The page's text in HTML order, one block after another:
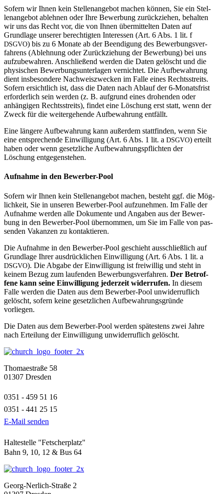
Sofern wir Ihnen kein Stel­len­an­gebot machen können, Sie ein Stel­
len­an­gebot ablehnen oder Ihre Bewer­bung zurück­ziehen, behalten
wir uns das Recht vor, die von Ihnen über­mit­telten Daten auf
Grund­lage unserer berech­tigten Inter­essen (Art. 6 Abs. 1 lit. f
DSGVO) bis zu 6 Monate ab der Been­di­gung des Bewer­bungs­ver­
fah­rens (Ableh­nung oder Zurück­zie­hung der Bewer­bung) bei uns
auf­zu­be­wahren. Anschlie­ßend werden die Daten gelöscht und die
phy­si­schen Bewer­bungs­un­ter­lagen ver­nichtet. Die Auf­be­wah­rung
dient ins­be­son­dere Nach­weis­zwe­cken im Falle eines Rechts­streits.
Sofern ersicht­lich ist, dass die Daten nach Ablauf der 6‑Monatsfrist
erfor­der­lich sein werden (z. B. auf­grund eines dro­henden oder
anhän­gigen Rechts­streits), findet eine Löschung erst statt, wenn der
Zweck für die wei­ter­ge­hende Auf­be­wah­rung entfällt.
Eine län­gere Auf­be­wah­rung kann außerdem statt­finden, wenn Sie
eine ent­spre­chende Ein­wil­li­gung (Art. 6 Abs. 1 lit. a DSGVO) erteilt
haben oder wenn gesetz­liche Auf­be­wah­rungs­pflichten der
Löschung entgegenstehen.
Auf­nahme in den Bewerber-Pool
Sofern wir Ihnen kein Stel­len­an­gebot machen, besteht ggf. die Mög­
lich­keit, Sie in unseren Bewerber-Pool auf­zu­nehmen. Im Falle der
Auf­nahme werden alle Doku­mente und Angaben aus der Bewer­
bung in den Bewerber-Pool über­nommen, um Sie im Falle von pas­
senden Vakanzen zu kontaktieren.
Die Auf­nahme in den Bewerber-Pool geschieht aus­schließ­lich auf
Grund­lage Ihrer aus­drück­li­chen Ein­wil­li­gung (Art. 6 Abs. 1 lit. a
DSGVO). Die Abgabe der Ein­wil­li­gung ist frei­willig und steht in
keinem Bezug zum lau­fenden Bewer­bungs­ver­fahren. Der Betrof­
fene kann seine Ein­wil­li­gung jeder­zeit wider­rufen. In diesem
Falle werden die Daten aus dem Bewerber-Pool unwi­der­ruf­lich
gelöscht, sofern keine gesetz­li­chen Auf­be­wah­rungs­gründe
vorliegen.
Die Daten aus dem Bewerber-Pool werden spä­tes­tens zwei Jahre
nach Ertei­lung der Ein­wil­li­gung unwi­der­ruf­lich gelöscht.
Thomaestraße 58
01307 Dresden
0351 - 459 51 16
0351 - 441 25 15
E-Mail senden
Haltestelle "Fetscherplatz"
Bahn 9, 10, 12 & Bus 64
Georg-Nerlich-Straße 2